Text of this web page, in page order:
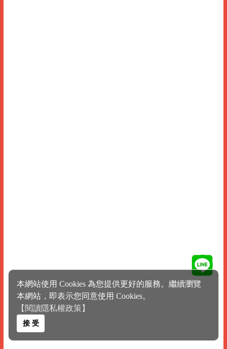
本網站使用 Cookies 為您提供更好的服務。繼續瀏覽
本網站，即表示您同意使用 Cookies。
【閱讀隱私權政策】
接 受